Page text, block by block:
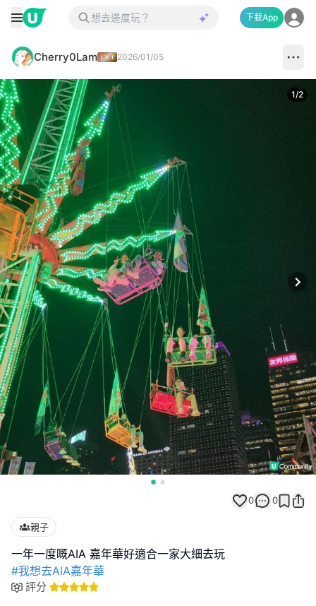
下載App
Cherry0Lam 2026/01/05
1/2
0 0
親子
#我想去AIA嘉年華
評分